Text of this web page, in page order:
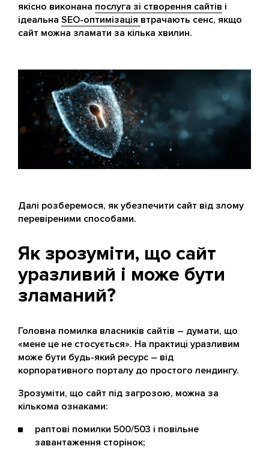
якісно виконана послуга зі створення сайтів і
ідеальна SEO-оптимізація втрачають сенс, якщо
сайт можна зламати за кілька хвилин.
Далі розберемося, як убезпечити сайт від злому
перевіреними способами.
Як зрозуміти, що сайт
уразливий і може бути
зламаний?
Головна помилка власників сайтів – думати, що
«мене це не стосується». На практиці уразливим
може бути будь-який ресурс – від
корпоративного порталу до простого лендингу.
Зрозуміти, що сайт під загрозою, можна за
кількома ознаками:
раптові помилки 500/503 і повільне
завантаження сторінок;